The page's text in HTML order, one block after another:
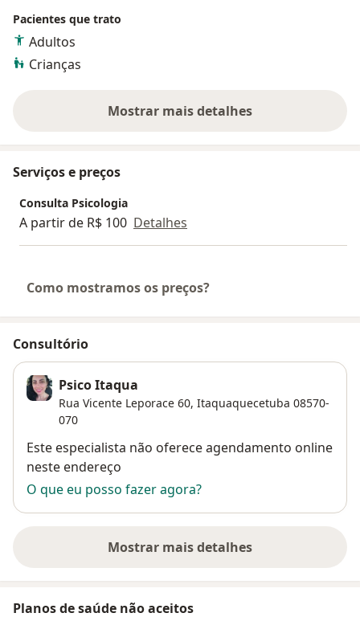
Pacientes que trato
Adultos
Crianças
Mostrar mais detalhes
sobre a experiência
Serviços e preços
Consulta Psicologia
A partir de R$ 100 Detalhes
Como mostramos os preços?
Consultório
Psico Itaqua
Rua Vicente Leporace 60, Itaquaquecetuba 08570-
070
Disponibilidade
Este especialista não oferece agendamento online
neste endereço
O que eu posso fazer agora?
Mostrar mais detalhes
sobre o endereço
Planos de saúde não aceitos